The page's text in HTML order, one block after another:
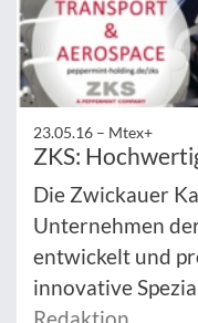
23.05.16 – Mtex+
ZKS:
Die Zwickauer
Unternehmen
entwickelt und
innovative
Redaktion